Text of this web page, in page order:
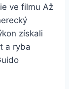
ve filmu Až
získali
a ryba